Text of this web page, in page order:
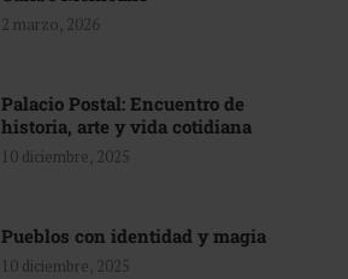
2 marzo, 2026
Palacio Postal: Encuentro de
historia, arte y vida cotidiana
10 diciembre, 2025
Pueblos con identidad y magia
10 diciembre, 2025